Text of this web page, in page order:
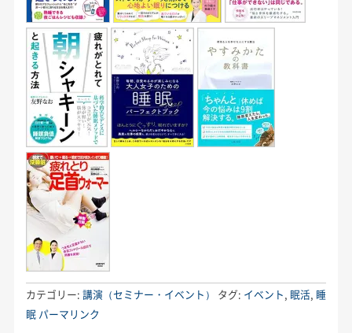
カテゴリー: 講演（セミナー・イベント） タグ: イベント, 眠活, 睡
眠 パーマリンク